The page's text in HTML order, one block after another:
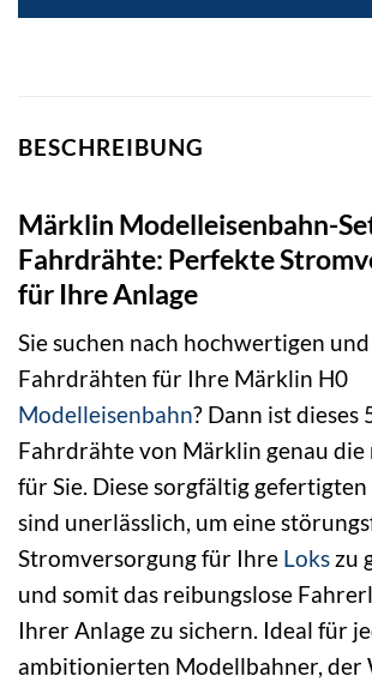
BESCHREIBUNG
Märklin Modelleisenbahn-
Fahrdrähte: Perfekte
für Ihre Anlage
Sie suchen nach hochwertigen
Fahrdrähten für Ihre Märklin H0
Modelleisenbahn? Dann ist dieses
Fahrdrähte von Märklin genau
für Sie. Diese sorgfältig
sind unerlässlich, um eine
Stromversorgung für Ihre Loks zu
und somit das reibungslose
Ihrer Anlage zu sichern. Ideal für
ambitionierten Modellbahner, der